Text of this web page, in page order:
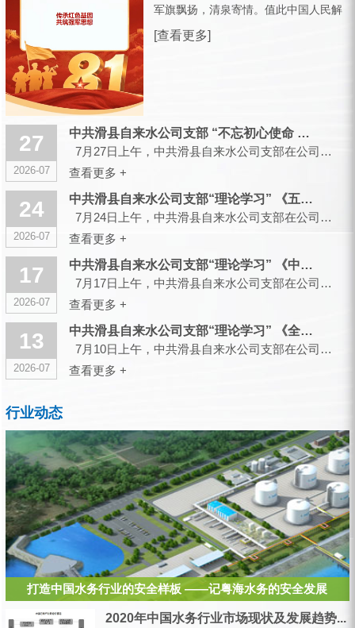
军旗飘扬，清泉寄情。值此中国人民解
放军建军99周年之际，滑县城市供水有
限公司，向全体曾身披戎装、现扎根水
[查看更多]
27
2026-07
中共滑县自来水公司支部 “不忘初心使命 传承红色基因”主题党...
7月27日上午，中共滑县自来水公司支部在公司大会议室召开会议，组织开展“不忘初心使命 传承红色...
查看更多 +
24
2026-07
中共滑县自来水公司支部“理论学习” 《五起政绩观偏差典型案件...
7月24日上午，中共滑县自来水公司支部在公司大会议室召开会议，组织开展“理论学习”...
查看更多 +
17
2026-07
中共滑县自来水公司支部“理论学习” 《中央党的建设工作领导小...
7月17日上午，中共滑县自来水公司支部在公司大会议室召开会议，组织开展“理论学习”...
查看更多 +
13
2026-07
中共滑县自来水公司支部“理论学习” 《全省树立和践行正确政绩...
7月10日上午，中共滑县自来水公司支部在公司大会议室召开会议，组织开展“理论学习”...
查看更多 +
行业动态
打造中国水务行业的安全样板 ——记粤海水务的安全发展
2020年中国水务行业市场现状及发展趋势...